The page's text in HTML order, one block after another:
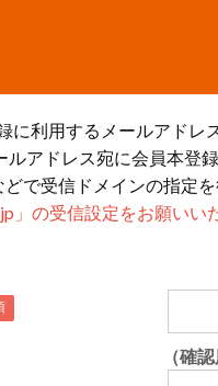
に利用するメールアドレ
アドレス宛に会員本登
で受信ドメインの指定
」の受信設定をお願いい
（確認